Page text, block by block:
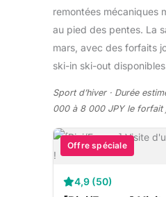
remontées mécaniques
au pied des pentes. La
mars, avec des forfaits
ski-in ski-out
Sport d’hiver · Durée
000 à 8 000 JPY le forfait
Offre spéciale
4,9 (50)